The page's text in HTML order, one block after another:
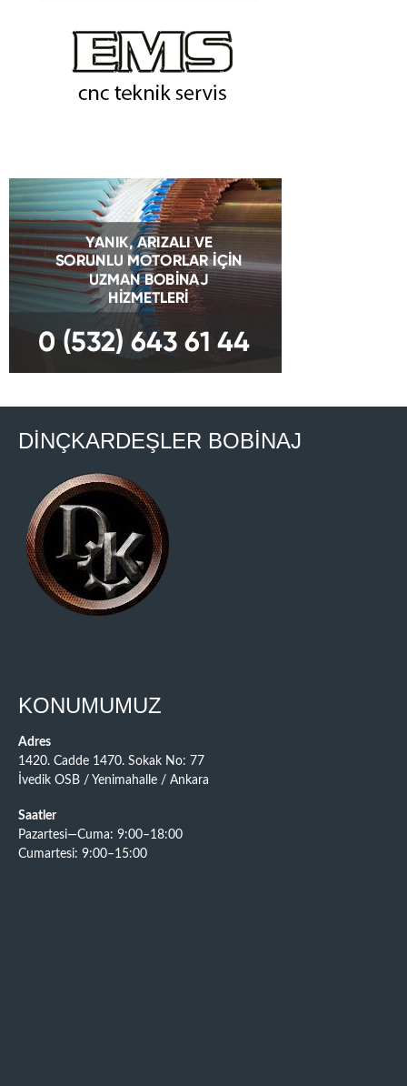
DİNÇKARDEŞLER BOBİNAJ
KONUMUMUZ
Adres
1420. Cadde 1470. Sokak No: 77
İvedik OSB / Yenimahalle / Ankara
Saatler
Pazartesi—Cuma: 9:00–18:00
Cumartesi: 9:00–15:00